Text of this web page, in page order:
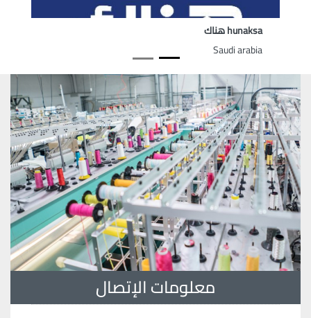
hunaksa هناك
Saudi arabia
معلومات الإتصال